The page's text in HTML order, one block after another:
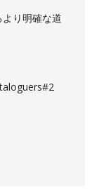
り明確な道